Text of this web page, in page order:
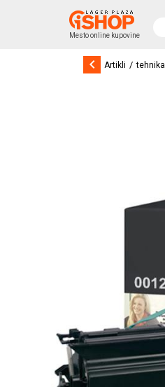
Mesto online kupovine
keyboard_arrow_left Artikli / tehnika